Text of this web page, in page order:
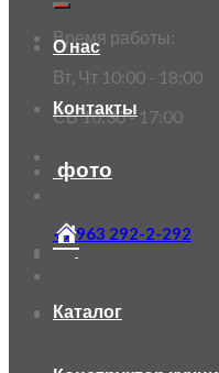
Время работы:
Вт, Чт 10:00 - 18:00
СБ 10:30 - 17:00
+7 963 292-2-292
О нас
Контакты
фото
Каталог